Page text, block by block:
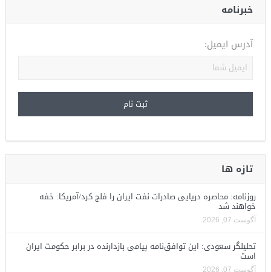
خبرنامه
آدرس ایمیل:
تازه ها
روزنامه: محاصره دریایی صادرات نفت ایران را فلج کرد/آمریکا: خفه
خواهند شد
آگوست 07, 2026
تحلیلگر سعودی: این توافق‌نامه پیامی بازدارنده در برابر حکومت ایران
است
آگوست 07, 2026